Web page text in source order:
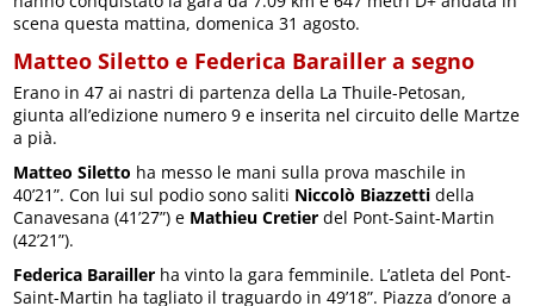
scena questa mattina, domenica 31 agosto.
Matteo Siletto e Federica Barailler a segno
Erano in 47 ai nastri di partenza della La Thuile-Petosan,
giunta all’edizione numero 9 e inserita nel circuito delle Martze
a pià.
Matteo Siletto ha messo le mani sulla prova maschile in
40’21”. Con lui sul podio sono saliti Niccolò Biazzetti della
Canavesana (41’27”) e Mathieu Cretier del Pont-Saint-Martin
(42’21”).
Federica Barailler ha vinto la gara femminile. L’atleta del Pont-
Saint-Martin ha tagliato il traguardo in 49’18”. Piazza d’onore a